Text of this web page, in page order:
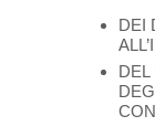
DEI
DEL